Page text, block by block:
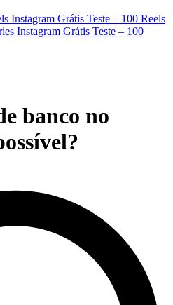
Instagram Grátis Teste – 100 Reels
Instagram Grátis Teste – 100
banco no